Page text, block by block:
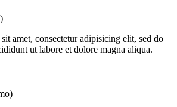
amet, consectetur adipisicing elit, sed do
ut labore et dolore magna aliqua.